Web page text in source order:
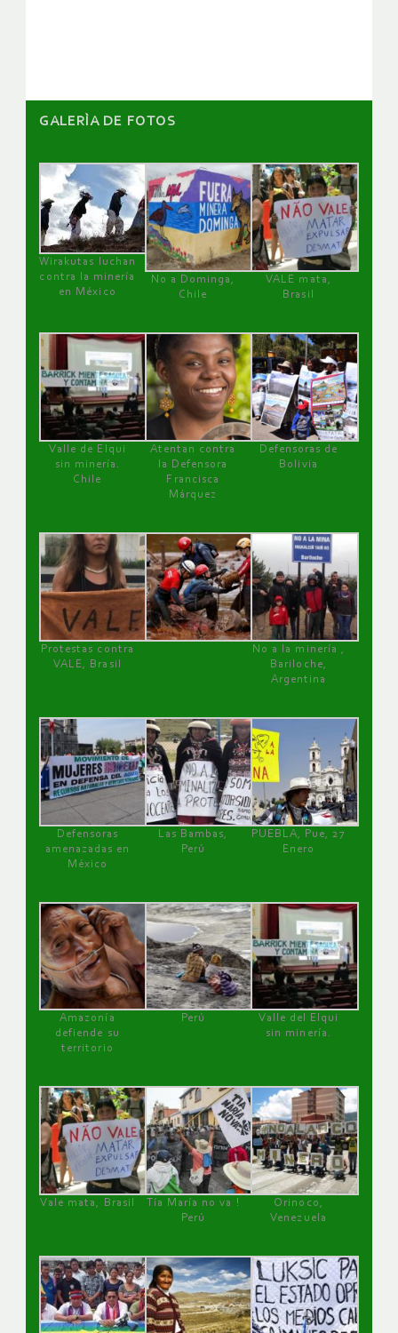
GALERÌA DE FOTOS
Wirakutas luchan
contra la minería
en México
No a Dominga,
Chile
VALE mata,
Brasil
Valle de Elqui
sin minería.
Chile
Atentan contra
la Defensora
Francisca
Márquez
Defensoras de
Bolivia
Protestas contra
VALE, Brasil
No a la minería ,
Bariloche,
Argentina
Defensoras
amenazadas en
México
Las Bambas,
Perú
PUEBLA, Pue, 27
Enero
Amazonía
defiende su
territorio
Perú
Valle del Elqui
sin minería.
Vale mata, Brasil
Tía María no va !
Perú
Orinoco,
Venezuela